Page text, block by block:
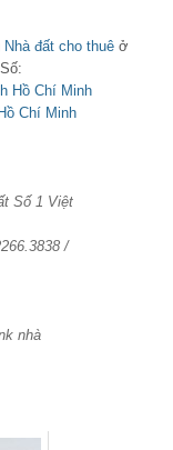
Nhà đất cho thuê ở
Số:
Hồ Chí Minh
Chí Minh
Số 1 Việt
/